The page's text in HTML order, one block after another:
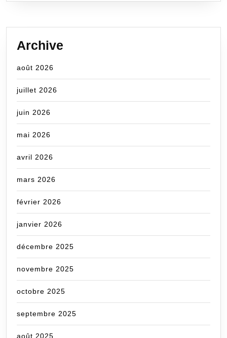
Archive
août 2026
juillet 2026
juin 2026
mai 2026
avril 2026
mars 2026
février 2026
janvier 2026
décembre 2025
novembre 2025
octobre 2025
septembre 2025
août 2025